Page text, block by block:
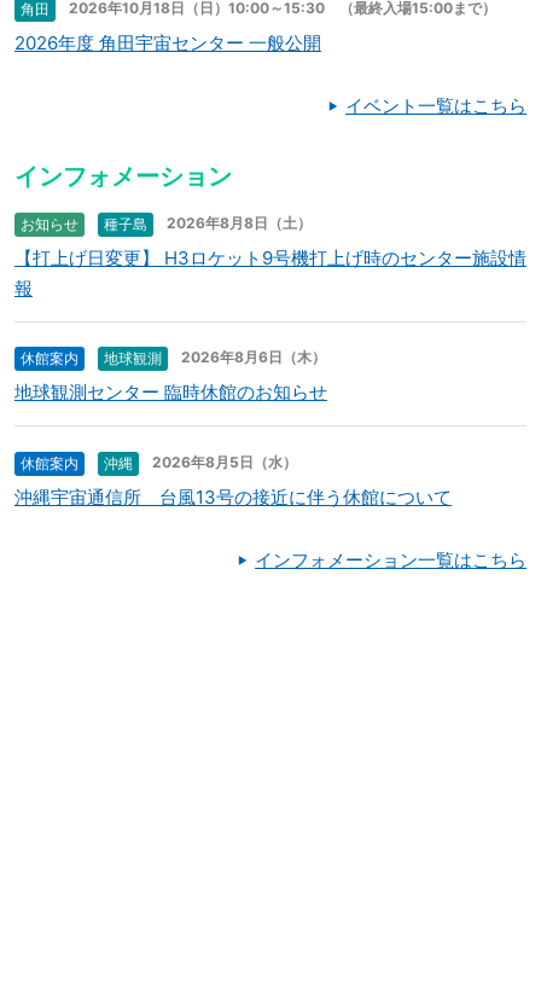
角田 2026年10月18日（日）10:00～15:30 （最終入場15:00まで）
2026年度 角田宇宙センター 一般公開
イベント一覧はこちら
インフォメーション
お知らせ 種子島 2026年8月8日（土）
【打上げ日変更】 H3ロケット9号機打上げ時のセンター施設情
報
休館案内 地球観測 2026年8月6日（木）
地球観測センター 臨時休館のお知らせ
休館案内 沖縄 2026年8月5日（水）
沖縄宇宙通信所 台風13号の接近に伴う休館について
インフォメーション一覧はこちら